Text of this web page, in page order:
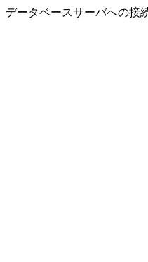
データベースサーバへの接